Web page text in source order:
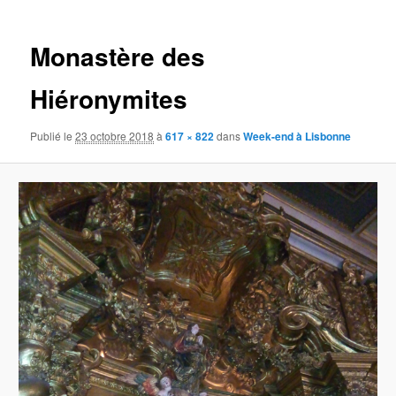
Monastère des
Hiéronymites
Publié le23 octobre 2018 à617 × 822dansWeek-end à Lisbonne